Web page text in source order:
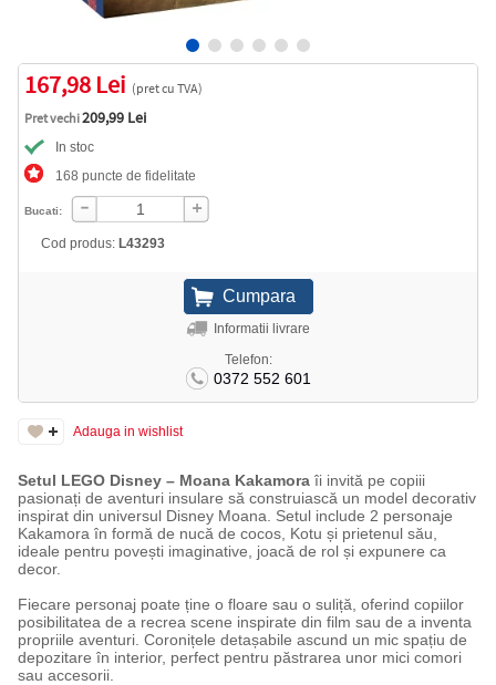
167,98 Lei (pret cu TVA)
Pret vechi209,99 Lei
In stoc
168 puncte de fidelitate
Bucati:
Cod produs: L43293
Informatii livrare
Telefon:
0372 552 601
Adauga in wishlist
Setul LEGO Disney – Moana Kakamoraîi invită pe copiii
pasionați de aventuri insulare să construiască un model decorativ
inspirat din universul Disney Moana. Setul include 2 personaje
Kakamora în formă de nucă de cocos, Kotu și prietenul său,
ideale pentru povești imaginative, joacă de rol și expunere ca
decor.
Fiecare personaj poate ține o floare sau o suliță, oferind copiilor
posibilitatea de a recrea scene inspirate din film sau de a inventa
propriile aventuri. Coronițele detașabile ascund un mic spațiu de
depozitare în interior, perfect pentru păstrarea unor mici comori
sau accesorii.